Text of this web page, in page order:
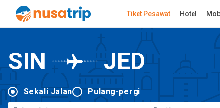
Tiket Pesawat Hotel
SIN JED
Sekali Jalan Pulang-pergi